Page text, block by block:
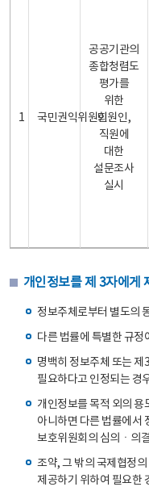
1 국민권익위원회
공공기관의
종합청렴도
평가를
위한
민원인,
직원에
대한
설문조사
실시
개인정보를 제 3자에게
정보주체로부터 별도의
다른 법률에 특별한 규정
명백히 정보주체 또는 제
필요하다고 인정되는 경
개인정보를 목적 외의 용
아니하면 다른 법률에서
보호위원회의 심의ㆍ의
조약, 그 밖의 국제협정
제공하기 위하여 필요한